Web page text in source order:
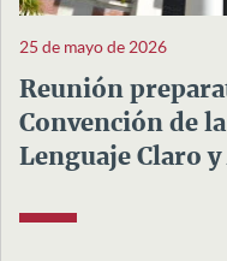
25 de mayo de 2026
Reunión
Convención de
Lenguaje Claro y